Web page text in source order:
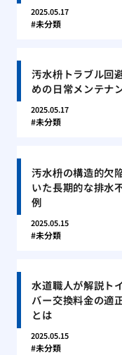
2025.05.17
未分類
汚水枡トラブル回
めの日常メンテナ
2025.05.17
未分類
汚水枡の構造的欠
いた長期的な排水
例
2025.05.15
未分類
水道職人が解説ト
バー交換料金の適
とは
2025.05.15
未分類